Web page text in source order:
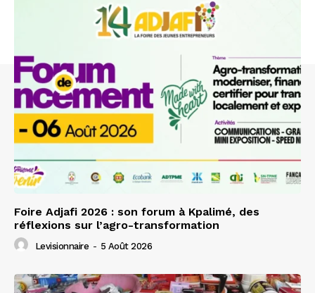
Foire Adjafi 2026 : son forum à Kpalimé, des
réflexions sur l’agro-transformation
Levisionnaire - 5 Août 2026